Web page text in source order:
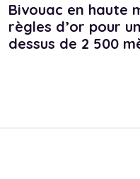
Bivouac en haute
règles d’or pour
dessus de 2 500